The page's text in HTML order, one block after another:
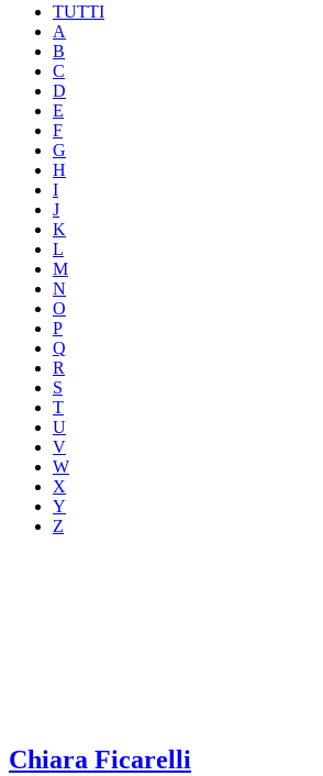
TUTTI
A
B
C
D
E
F
G
H
I
J
K
L
M
N
O
P
Q
R
S
T
U
V
W
X
Y
Z
Chiara Ficarelli